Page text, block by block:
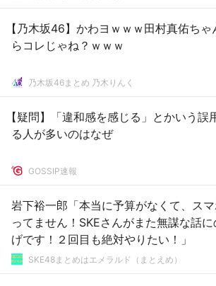
【乃木坂46】かわヨｗｗｗ田村真佑ち
らコレじゃね？ｗｗｗ
乃木坂46まとめ 乃木りんく
【疑問】「違和感を感じる」とかいう誤
る人が多いのはなぜ
GOSSIP速報
岩下裕一郎「本当に予算がなくて、ス
ってません！SKEさんがまた無謀な話
げです！２回目も絶対やりたい！」
SKE48まとめはエメラルド（まとえめ）